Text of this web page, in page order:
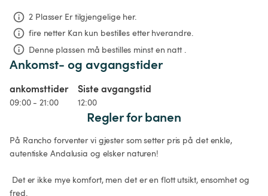
2 Plasser Er tilgjengelige her.
fire netter Kan kun bestilles etter hverandre.
Denne plassen må bestilles minst en natt .
Ankomst- og avgangstider
ankomsttider
09:00 - 21:00
Siste avgangstid
12:00
Regler for banen
På Rancho forventer vi gjester som setter pris på det enkle,
autentiske Andalusia og elsker naturen!
fred.